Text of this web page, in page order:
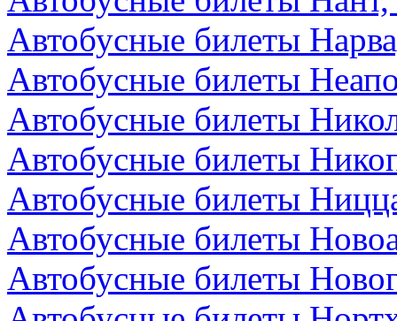
Автобусные билеты
Автобусные билеты
Автобусные билеты
Автобусные билеты
Автобусные билеты
Автобусные билеты
Автобусные билеты